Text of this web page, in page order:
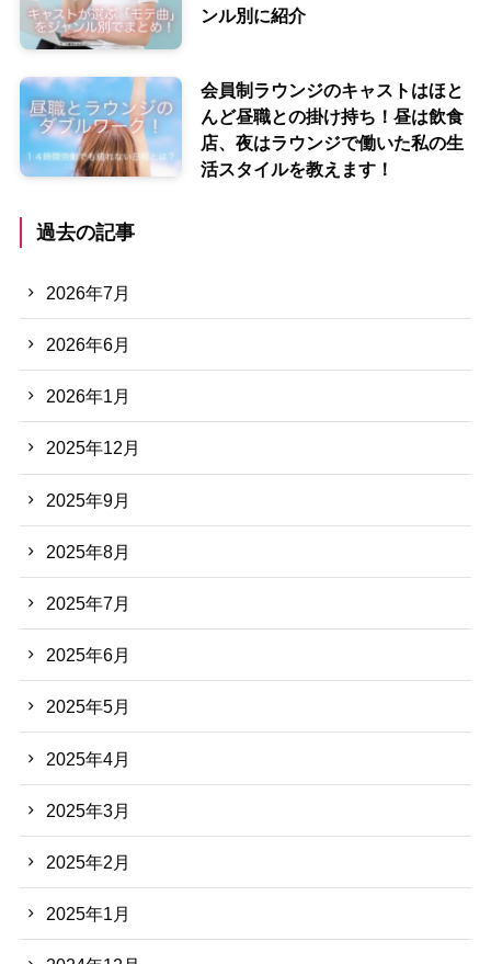
ンル別に紹介
会員制ラウンジのキャストはほと
んど昼職との掛け持ち！昼は飲食
店、夜はラウンジで働いた私の生
活スタイルを教えます！
過去の記事
2026年7月
2026年6月
2026年1月
2025年12月
2025年9月
2025年8月
2025年7月
2025年6月
2025年5月
2025年4月
2025年3月
2025年2月
2025年1月